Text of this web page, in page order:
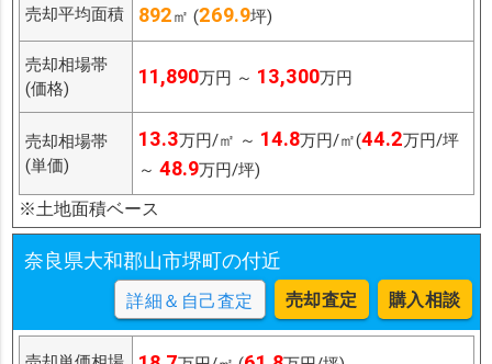
売却平均面積 892㎡ (269.9坪)
売却相場帯
(価格)
11,890万円 ～ 13,300万円
売却相場帯
(単価)
13.3万円/㎡ ～ 14.8万円/㎡(44.2万円/坪
～ 48.9万円/坪)
※土地面積ベース
奈良県大和郡山市堺町の付近
詳細＆自己査定 売却査定 購入相談